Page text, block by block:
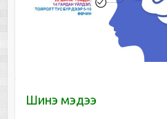
Шинэ мэдээ